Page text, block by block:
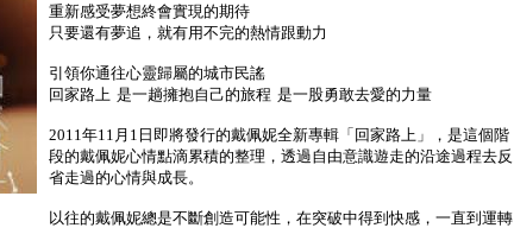
重新感受夢想終會實現的期待
只要還有夢追，就有用不完的熱情跟動力
引領你通往心靈歸屬的城市民謠
回家路上 是一趟擁抱自己的旅程 是一股勇敢去愛的力量
2011年11月1日即將發行的戴佩妮全新專輯「回家路上」，是這個階
段的戴佩妮心情點滴累積的整理，透過自由意識遊走的沿途過程去反
省走過的心情與成長。
以往的戴佩妮總是不斷創造可能性，在突破中得到快感，一直到運轉